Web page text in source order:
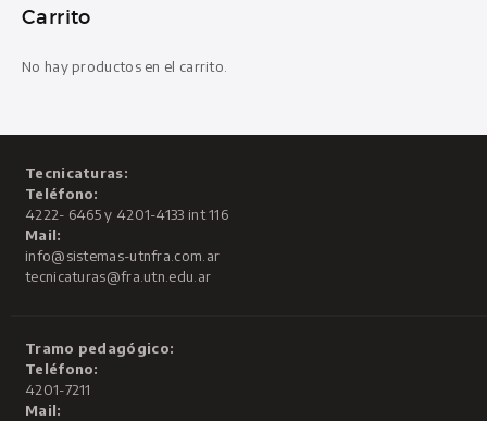
Carrito
No hay productos en el carrito.
Tecnicaturas:
Teléfono:
4222- 6465 y 4201-4133 int 116
Mail:
info@sistemas-utnfra.com.ar
tecnicaturas@fra.utn.edu.ar
Tramo pedagógico:
Teléfono:
4201-7211
Mail: